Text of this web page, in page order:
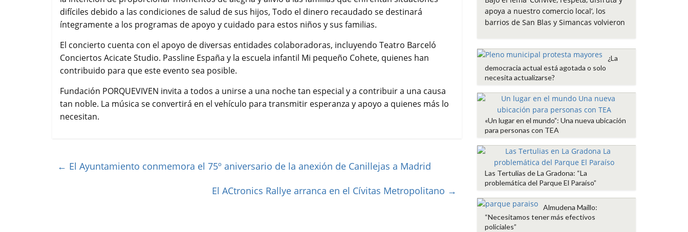
difíciles debido a las condiciones de salud de sus hijos, Todo el dinero recaudado se destinará
íntegramente a los programas de apoyo y cuidado para estos niños y sus familias.
El concierto cuenta con el apoyo de diversas entidades colaboradoras, incluyendo Teatro Barceló
Conciertos Acicate Studio. Passline España y la escuela infantil Mi pequeño Cohete, quienes han
contribuido para que este evento sea posible.
Fundación PORQUEVIVEN invita a todos a unirse a una noche tan especial y a contribuir a una causa
tan noble. La música se convertirá en el vehículo para transmitir esperanza y apoyo a quienes más lo
necesitan.
← El Ayuntamiento conmemora el 75º aniversario de la anexión de Canillejas a Madrid
El ACtronics Rallye arranca en el Cívitas Metropolitano →
e
b
k
t
t
t
s
p
l
p
a
r
i
r
apoya a nuestro comercio local’, los
barrios de San Blas y Simancas volvieron
¿La
democracia actual está agotada o solo
necesita actualizarse?
«Un lugar en el mundo”: Una nueva ubicación
para personas con TEA
Las Tertulias de La Gradona: “La
problemática del Parque El Paraíso”
Almudena Maíllo:
“Necesitamos tener más efectivos
policiales”